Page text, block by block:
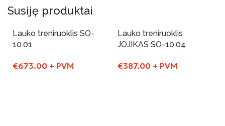
Susiję produktai
Lauko treniruoklis SO-
10.01
€673.00 + PVM
Lauko treniruoklis
JOJIKAS SO-10.04
€387.00 + PVM